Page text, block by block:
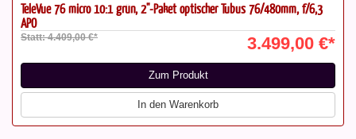
TeleVue 76 micro 10:1 grün, 2"-Paket optischer Tubus 76/480mm, f/6,3
APO
Statt: 4.409,00 €* 3.499,00 €*
Zum Produkt
In den Warenkorb